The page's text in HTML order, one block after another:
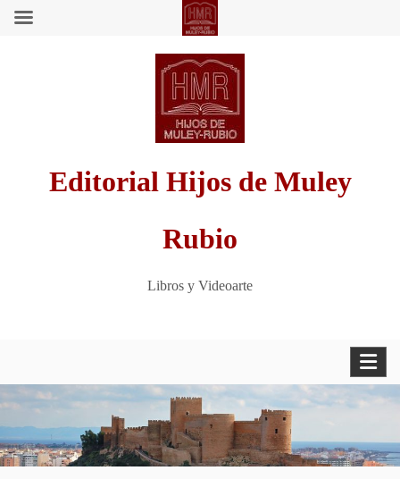
Editorial Hijos de Muley
Rubio
Libros y Videoarte